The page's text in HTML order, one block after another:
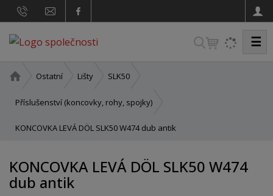
V
☰
o
n
t
Ostatní Lišty SLK50
Příslušenství (koncovky, rohy, spojky)
KONCOVKA LEVÁ DÖL SLK50 W474 dub antik
KONCOVKA LEVÁ DÖL SLK50 W474
dub antik